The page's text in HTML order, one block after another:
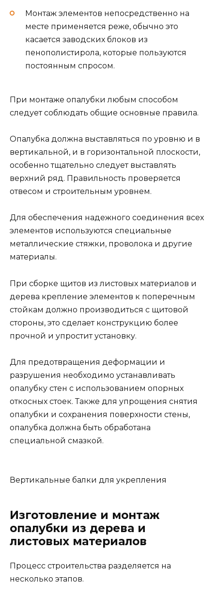
Монтаж элементов непосредственно на
месте применяется реже, обычно это
касается заводских блоков из
пенополистирола, которые пользуются
постоянным спросом.
При монтаже опалубки любым способом
следует соблюдать общие основные правила.
Опалубка должна выставляться по уровню и в
вертикальной, и в горизонтальной плоскости,
особенно тщательно следует выставлять
верхний ряд. Правильность проверяется
отвесом и строительным уровнем.
Для обеспечения надежного соединения всех
элементов используются специальные
металлические стяжки, проволока и другие
материалы.
При сборке щитов из листовых материалов и
дерева крепление элементов к поперечным
стойкам должно производиться с щитовой
стороны, это сделает конструкцию более
прочной и упростит установку.
Для предотвращения деформации и
разрушения необходимо устанавливать
опалубку стен с использованием опорных
откосных стоек. Также для упрощения снятия
опалубки и сохранения поверхности стены,
опалубка должна быть обработана
специальной смазкой.
Вертикальные балки для укрепления
Изготовление и монтаж
опалубки из дерева и
листовых материалов
Процесс строительства разделяется на
несколько этапов.